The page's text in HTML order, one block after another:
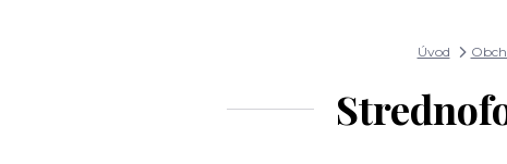
Úvod